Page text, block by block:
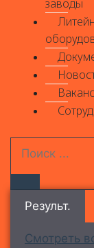
заводы
Результ.
Смотреть